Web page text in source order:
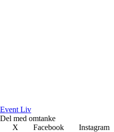
Event Liv
Del med omtanke
X
Facebook Instagram